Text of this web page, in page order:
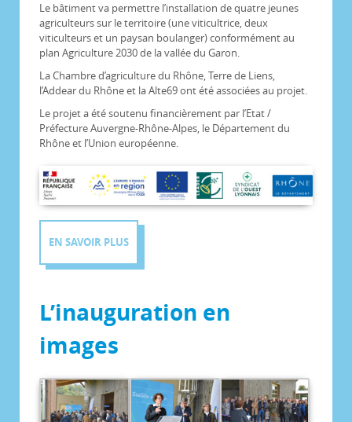
Le bâtiment va permettre l’installation de quatre jeunes
agriculteurs sur le territoire (une viticultrice, deux
viticulteurs et un paysan boulanger) conformément au
plan Agriculture 2030 de la vallée du Garon.
La Chambre d’agriculture du Rhône, Terre de Liens,
l’Addear du Rhône et la Alte69 ont été associées au projet.
Le projet a été soutenu financièrement par l’Etat /
Préfecture Auvergne-Rhône-Alpes, le Département du
Rhône et l’Union européenne.
EN SAVOIR PLUS
L’inauguration en
images